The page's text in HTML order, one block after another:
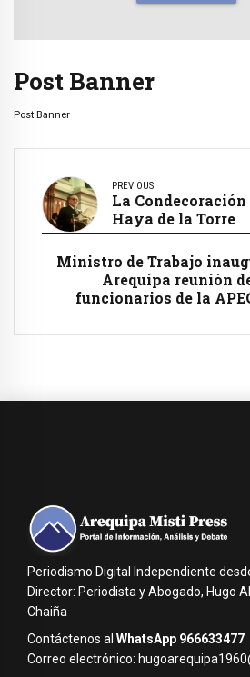
Post Banner
Post Banner
PREVIOUS
La
Haya de la Torre
Ministro de Trabajo
Arequipa reunión
funcionarios de la
Periodismo Digital Independiente
Director: Periodista y Abogado, Hugo
Chaiña
Contáctenos al WhatsApp 966633477
Correo electrónico: